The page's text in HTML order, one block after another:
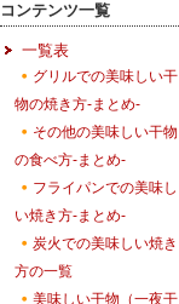
コンテンツ一覧
一覧表
グリルでの美味しい干
物の焼き方-まとめ-
その他の美味しい干物
の食べ方-まとめ-
フライパンでの美味し
い焼き方-まとめ-
炭火での美味しい焼き
方の一覧
美味しい干物（一夜干